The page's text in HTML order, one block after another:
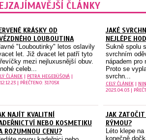
ČLÁNKY
KRÁSKY OD
LOUBOUTINA
"Louboutinky" letos oslavily
let. Již dvacet let patří tyto
mezi nejluxusnější obuv.
celeb...
ČLÁNEK | PETRA HEGEDÜŠOVÁ |
| PŘEČTENO: 31705X
JAKÉ
NEJLÉPE
Sukně spolu
svrchním
nápadem pro
Proto se
svrchn...
CELÝ ČLÁNEK|
2023.04.03 |
NAJÍT KVALITNÍ
NEBO KOSMETIKU
ROZUMNOU CENU?
JAK
RÝMOU?
Léto klepe
konečně